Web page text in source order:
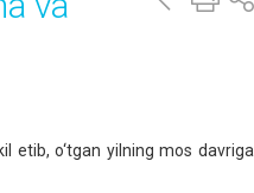
etib, o‘tgan yilning mos davriga